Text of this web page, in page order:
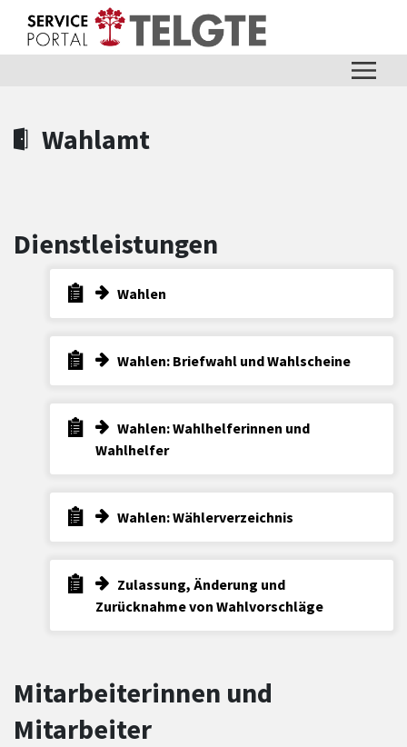
Zum Header
Zum Hauptinhalt
Zum Footer
Zum Hauptinhalt springen
Wahlamt
Dienstleistungen
Wahlen
Wahlen: Briefwahl und Wahlscheine
Wahlen: Wahlhelferinnen und
Wahlhelfer
Wahlen: Wählerverzeichnis
Zulassung, Änderung und
Zurücknahme von Wahlvorschläge
Mitarbeiterinnen und
Mitarbeiter